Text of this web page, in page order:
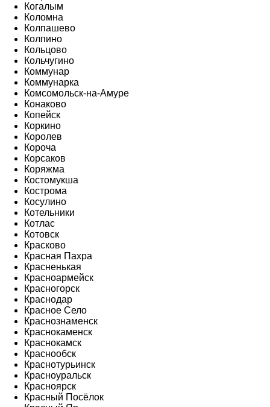
Когалым
Коломна
Колпашево
Колпино
Кольцово
Кольчугино
Коммунар
Коммунарка
Комсомольск-на-Амуре
Конаково
Копейск
Коркино
Королев
Короча
Корсаков
Коряжма
Костомукша
Кострома
Косулино
Котельники
Котлас
Котовск
Красково
Красная Пахра
Красненькая
Красноармейск
Красногорск
Краснодар
Красное Село
Краснознаменск
Краснокаменск
Краснокамск
Краснообск
Краснотурьинск
Красноуральск
Красноярск
Красный Посёлок